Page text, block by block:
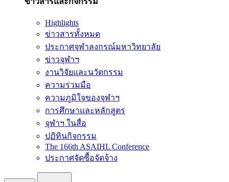
Highlights
ข่าวสารทั้งหมด
ประกาศจุฬาลงกรณ์มหาวิทยาลัย
ข่าวจุฬาฯ
งานวิจัยและนวัตกรรม
ความร่วมมือ
ความภูมิใจของจุฬาฯ
การศึกษาและหลักสูตร
จุฬาฯ ในสื่อ
ปฏิทินกิจกรรม
The 166th ASAIHL Conference
ประกาศจัดซื้อจัดจ้าง